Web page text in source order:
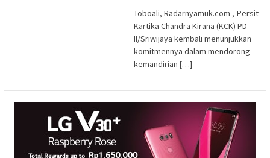
Toboali, Radarnyamuk.com ,-Persit
Kartika Chandra Kirana (KCK) PD
II/Sriwijaya kembali menunjukkan
komitmennya dalam mendorong
kemandirian […]